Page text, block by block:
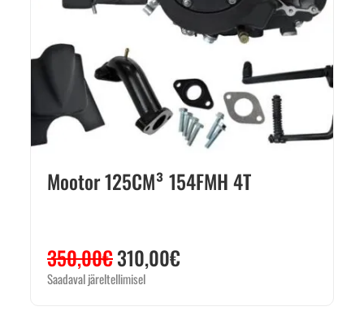
Mootor 125CM³ 154FMH 4T
350,00€310,00€
Saadaval järeltellimisel